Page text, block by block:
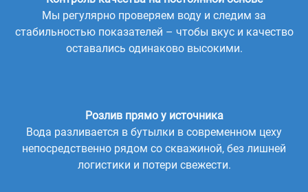
Мы регулярно проверяем воду и следим за
стабильностью показателей – чтобы вкус и качество
оставались одинаково высокими.
Розлив прямо у источника
Вода разливается в бутылки в современном цеху
непосредственно рядом со скважиной, без лишней
логистики и потери свежести.